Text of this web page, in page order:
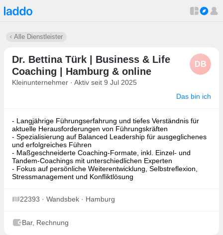
Alle Dienstleister
Dr. Bettina Türk | Business & Life
Coaching | Hamburg & online
Kleinunternehmer · Aktiv seit 9 Jul 2025
DB
Das bin ich
- Langjährige Führungserfahrung und tiefes Verständnis für
aktuelle Herausforderungen von Führungskräften
- Spezialisierung auf Balanced Leadership für ausgeglichenes
und erfolgreiches Führen
- Maßgeschneiderte Coaching-Formate, inkl. Einzel- und
Tandem-Coachings mit unterschiedlichen Experten
- Fokus auf persönliche Weiterentwicklung, Selbstreflexion,
Stressmanagement und Konfliktlösung
22393 · Wandsbek · Hamburg
Bar, Rechnung